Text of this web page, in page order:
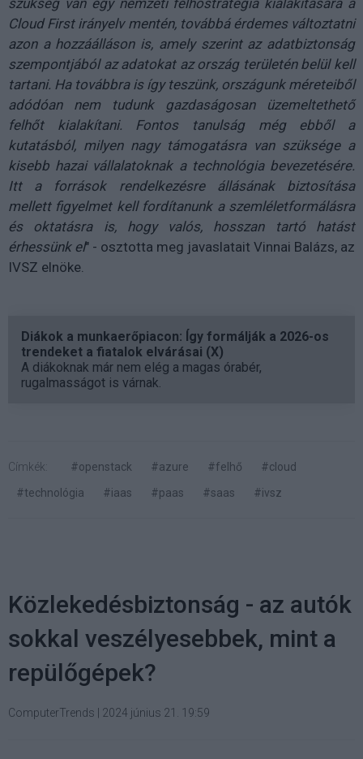
Cloud First irányelv mentén, továbbá érdemes változtatni
azon a hozzáálláson is, amely szerint az adatbiztonság
szempontjából az adatokat az ország területén belül kell
tartani. Ha továbbra is így teszünk, országunk méreteiből
adódóan nem tudunk gazdaságosan üzemeltethető
felhőt kialakítani. Fontos tanulság még ebből a
kutatásból, milyen nagy támogatásra van szüksége a
kisebb hazai vállalatoknak a technológia bevezetésére.
Itt a források rendelkezésre állásának biztosítása
mellett figyelmet kell fordítanunk a szemléletformálásra
és oktatásra is, hogy valós, hosszan tartó hatást
érhessünk el" - osztotta meg javaslatait Vinnai Balázs, az
IVSZ elnöke.
Diákok a munkaerőpiacon: Így formálják a 2026-os
trendeket a fiatalok elvárásai (X)
A diákoknak már nem elég a magas órabér,
rugalmasságot is várnak.
Címkék: #openstack #azure #felhő
#cloud
#technológia
#iaas #paas #saas #ivsz
Közlekedésbiztonság - az autók
sokkal veszélyesebbek, mint a
repülőgépek?
ComputerTrends 2024 június 21. 19:59